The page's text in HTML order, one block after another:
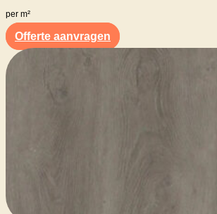
per m²
Offerte aanvragen